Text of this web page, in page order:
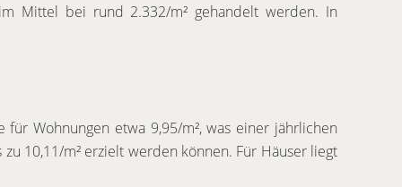
Mittel bei rund 2.332/m² gehandelt werden. In
Wohnungen etwa 9,95/m², was einer jährlichen
10,11/m² erzielt werden können. Für Häuser liegt